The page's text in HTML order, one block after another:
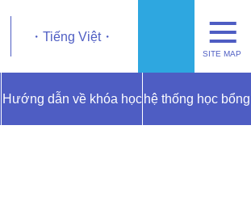
Tiếng Việt
SITE MAP
Hướng dẫn về khóa học hệ thống học bổng